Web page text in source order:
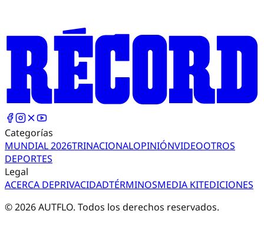
Categorías
MUNDIAL 2026TRINACIONALOPINIÓNVIDEOOTROS
DEPORTES
Legal
ACERCA DEPRIVACIDADTÉRMINOSMEDIA KITEDICIONES
©2026AUTFLO. Todos los derechos reservados.